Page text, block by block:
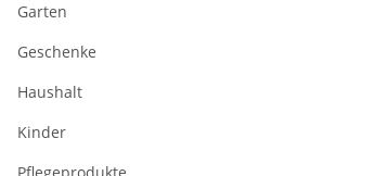
Garten
Geschenke
Haushalt
Kinder